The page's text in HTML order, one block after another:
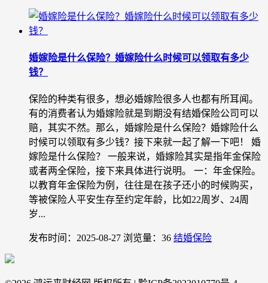
婚嫁险是什么保险？婚嫁险什么时候可以领取有多少
钱？
保险的种类有很多，想必婚嫁险很多人也都有所耳闻。
有的消费者认为婚嫁险就是到期没有结婚保险公司可以
赔，其实不然。那么，婚嫁险是什么保险？婚嫁险什么
时候可以领取有多少钱？接下来就一起了解一下吧！ 婚
嫁险是什么保险？ 一般来说，婚嫁险其实是指年金保险
或者两全保险，接下来具体进行说明。 一：年金保险。
以教育年金保险为例，往往是在孩子还小的时候购买，
等被保险人平安生存至约定年龄，比如22周岁、24周
岁...
发布时间：2025-08-27 浏览量：36 结婚保险